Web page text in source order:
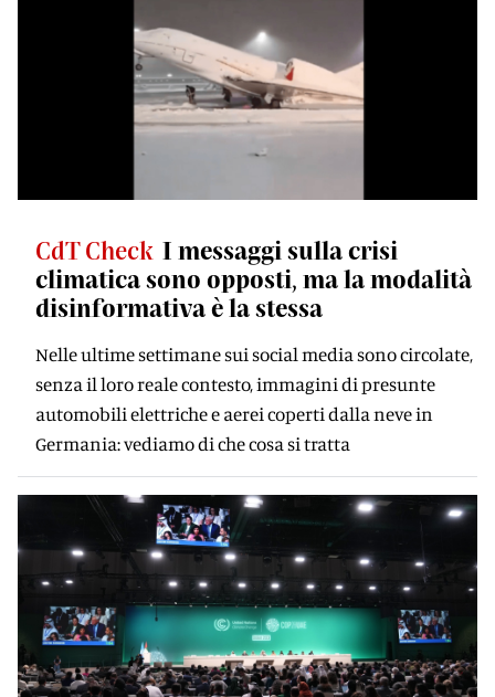
CdT Check I messaggi sulla crisi
climatica sono opposti, ma la modalità
disinformativa è la stessa
Nelle ultime settimane sui social media sono circolate,
senza il loro reale contesto, immagini di presunte
automobili elettriche e aerei coperti dalla neve in
Germania: vediamo di che cosa si tratta